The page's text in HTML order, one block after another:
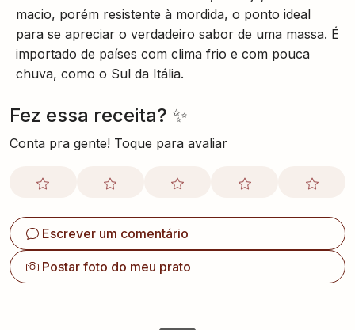
macio, porém resistente à mordida, o ponto ideal
para se apreciar o verdadeiro sabor de uma massa. É
importado de países com clima frio e com pouca
chuva, como o Sul da Itália.
Fez essa receita? ✨
Conta pra gente! Toque para avaliar
Escrever um comentário
Postar foto do meu prato